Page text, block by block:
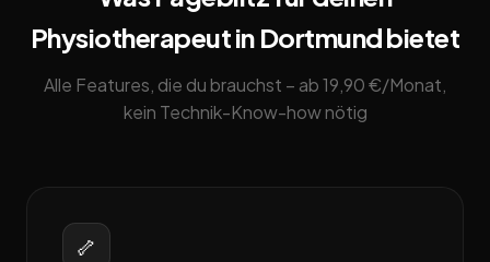
Physiotherapeut in Dortmund bietet
Alle Features, die du brauchst – ab 19,90 €/Monat,
kein Technik-Know-how nötig
🦴